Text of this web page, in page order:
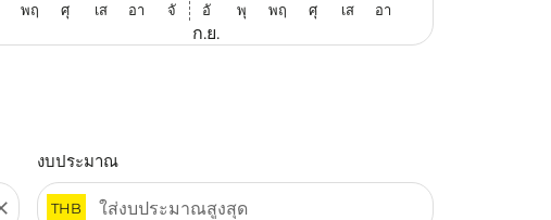
พฤ ศุ เส อา จั อั
ก.ย.
พุ พฤ ศุ เส อา
งบประมาณ
THB